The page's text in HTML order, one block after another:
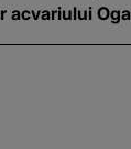
acvariului